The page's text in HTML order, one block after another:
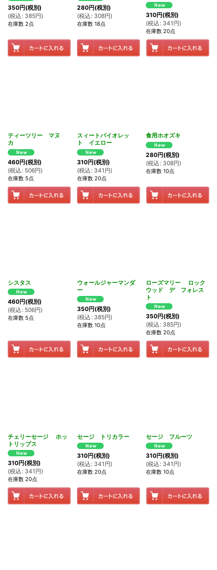
350円(税別)
(税込 : 385円)
在庫数 2点
280円(税別)
(税込 : 308円)
在庫数 18点
310円(税別)
(税込 : 341 円)
在庫数 20点
ティーツリー マヌ
カ
460円(税別)
(税込 : 506円)
在庫数 5点
スィートバイオレッ
ト イエロー
310円(税別)
(税込 : 341 円)
在庫数 20点
食用ホオズキ
280円(税別)
(税込 : 308円)
在庫数 10点
シスタス
460円(税別)
(税込 : 506円)
在庫数 5点
ウォールジャーマンダ
ー
350円(税別)
(税込 : 385円)
在庫数 10点
ローズマリー ロック
ウッド デ フォレス
ト
350円(税別)
(税込 : 385円)
在庫数 20点
チェリーセージ ホッ
トリップス
310円(税別)
(税込 : 341 円)
在庫数 20点
セージ トリカラー
310円(税別)
(税込 : 341 円)
在庫数 20点
セージ フルーツ
310円(税別)
(税込 : 341 円)
在庫数 10点